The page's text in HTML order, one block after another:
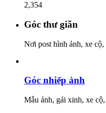
2,354
Góc thư giãn
Nơi post hình ảnh, xe
Góc nhiếp ảnh
Mẫu ảnh, gái xinh, xe